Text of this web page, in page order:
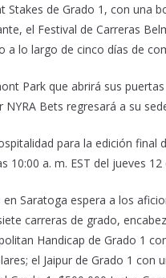
Stakes de Grado 1, con una
el Festival de Carreras
a lo largo de cinco días de
Park que abrirá sus
Bets regresará a su
para la edición final
10:00 a. m. EST del jueves
Saratoga espera a los
carreras de grado,
Handicap de Grado 1
el Jaipur de Grado 1